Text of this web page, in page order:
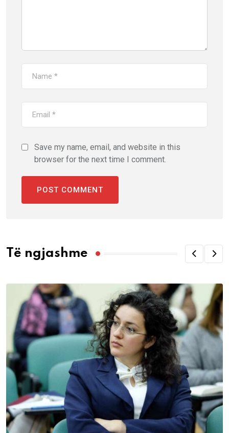
Save my name, email, and website in this
browser for the next time I comment.
Të ngjashme